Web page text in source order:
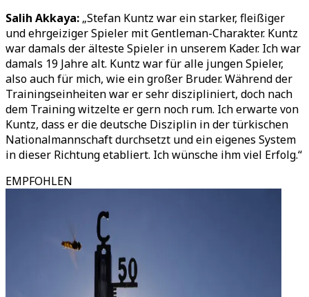
Salih Akkaya: „Stefan Kuntz war ein starker, fleißiger
und ehrgeiziger Spieler mit Gentleman-Charakter. Kuntz
war damals der älteste Spieler in unserem Kader. Ich war
damals 19 Jahre alt. Kuntz war für alle jungen Spieler,
also auch für mich, wie ein großer Bruder. Während der
Trainingseinheiten war er sehr diszipliniert, doch nach
dem Training witzelte er gern noch rum. Ich erwarte von
Kuntz, dass er die deutsche Disziplin in der türkischen
Nationalmannschaft durchsetzt und ein eigenes System
in dieser Richtung etabliert. Ich wünsche ihm viel Erfolg.“
EMPFOHLEN